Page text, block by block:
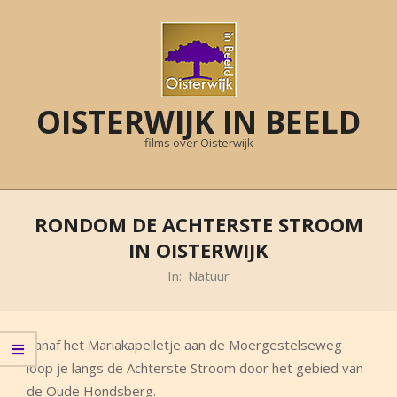
OISTERWIJK IN BEELD
films over Oisterwijk
Primary
RONDOM DE ACHTERSTE STROOM
IN OISTERWIJK
In: Natuur
Vanaf het Mariakapelletje aan de Moergestelseweg
loop je langs de Achterste Stroom door het gebied van
de Oude Hondsberg.